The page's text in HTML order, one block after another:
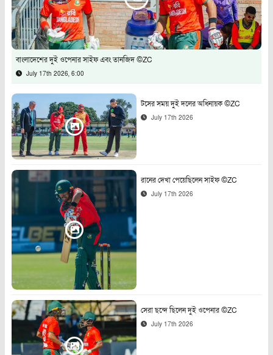
বাংলাদেশের দুই ওপেনার সাইফ এবং তানজিদ ©ZC
July 17th 2026, 6:00
টসের সময় দুই দলের অধিনায়ক ©ZC
July 17th 2026
রানের দেখা পেয়েছিলেন সাইফ ©ZC
July 17th 2026
সেরা ছন্দে ছিলেন দুই ওপেনার ©ZC
July 17th 2026